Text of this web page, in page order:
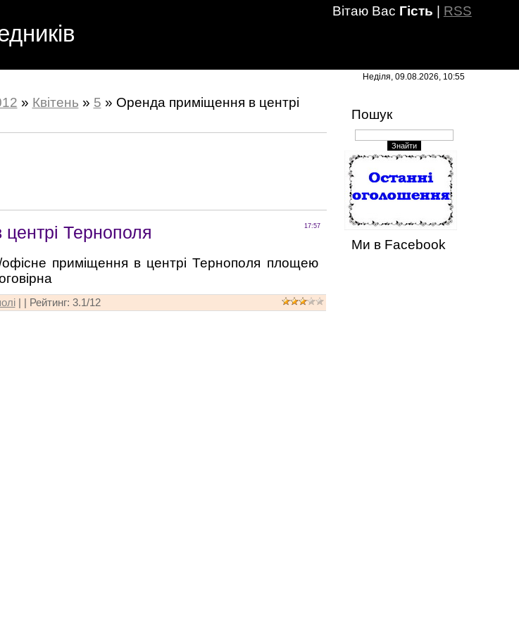
Вітаю Вас Гість RSS
Неділя, 09.08.2026, 10:55
» Квітень » 5 » Оренда приміщення в центрі
17:57
Тернополя
приміщення в центрі Тернополя площею
| | Рейтинг: 3.1/12
Пошук
Ми в Facebook